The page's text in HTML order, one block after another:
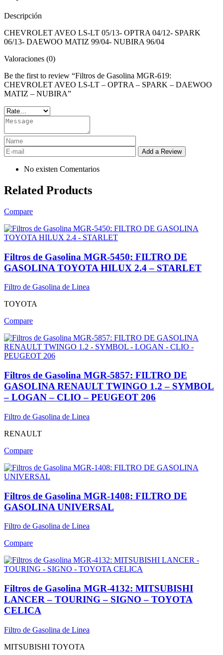
Descripción
CHEVROLET AVEO LS-LT 05/13- OPTRA 04/12- SPARK
06/13- DAEWOO MATIZ 99/04- NUBIRA 96/04
Valoraciones (0)
Be the first to review “Filtros de Gasolina MGR-619:
CHEVROLET AVEO LS-LT – OPTRA – SPARK – DAEWOO
MATIZ – NUBIRA”
No existen Comentarios
Related Products
Compare
Filtros de Gasolina MGR-5450: FILTRO DE
GASOLINA TOYOTA HILUX 2.4 – STARLET
Filtro de Gasolina de Linea
TOYOTA
Compare
Filtros de Gasolina MGR-5857: FILTRO DE
GASOLINA RENAULT TWINGO 1.2 – SYMBOL
– LOGAN – CLIO – PEUGEOT 206
Filtro de Gasolina de Linea
RENAULT
Compare
Filtros de Gasolina MGR-1408: FILTRO DE
GASOLINA UNIVERSAL
Filtro de Gasolina de Linea
Compare
Filtros de Gasolina MGR-4132: MITSUBISHI
LANCER – TOURING – SIGNO – TOYOTA
CELICA
Filtro de Gasolina de Linea
MITSUBISHI TOYOTA